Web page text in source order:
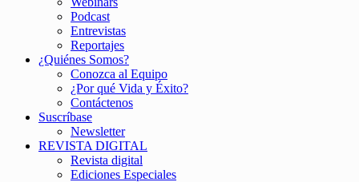
Podcast
Entrevistas
Reportajes
¿Quiénes Somos?
Conozca al Equipo
¿Por qué Vida y Éxito?
Contáctenos
Suscríbase
Newsletter
REVISTA DIGITAL
Revista digital
Ediciones Especiales